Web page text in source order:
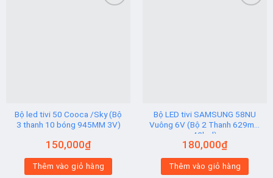
Bộ led tivi 50 Cooca /Sky (Bộ
3 thanh 10 bóng 945MM 3V)
150,000₫
Thêm vào giỏ hàng
Bộ LED tivi SAMSUNG 58NU
Vuông 6V (Bộ 2 Thanh 629mm
42led)
180,000₫
Thêm vào giỏ hàng